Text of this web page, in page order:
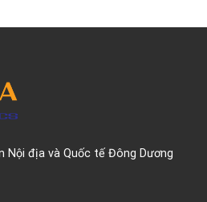
Nội địa và Quốc tế Đông Dương